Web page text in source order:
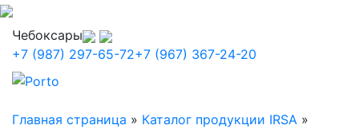
Чебоксары
+7 (987) 297-65-72+7 (967) 367-24-20
Главная страница » Каталог продукции IRSA »